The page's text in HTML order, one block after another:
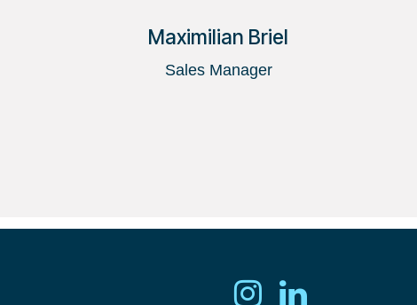
Maximilian Briel
Sales Manager